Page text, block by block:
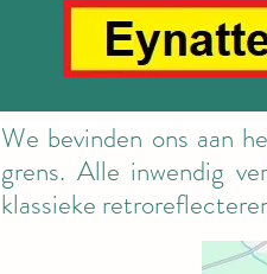
We bevinden ons aan
grens. Alle inwendig
klassieke